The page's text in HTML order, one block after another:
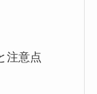
注意点